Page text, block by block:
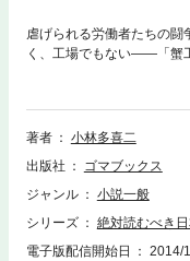
虐げられる労働者たちの闘
く、工場でもない――「蟹
らば蟹」の加工設備を備
ず、さらには労働法規も
た。劣悪な環境の中、監督
しまう。労働者はやがて
す。また、国際的な評価も
です。
著者
小林多喜二
出版社
ゴマブックス
ジャンル
小説一般
シリーズ
絶対読むべき
電子版配信開始日
2014/